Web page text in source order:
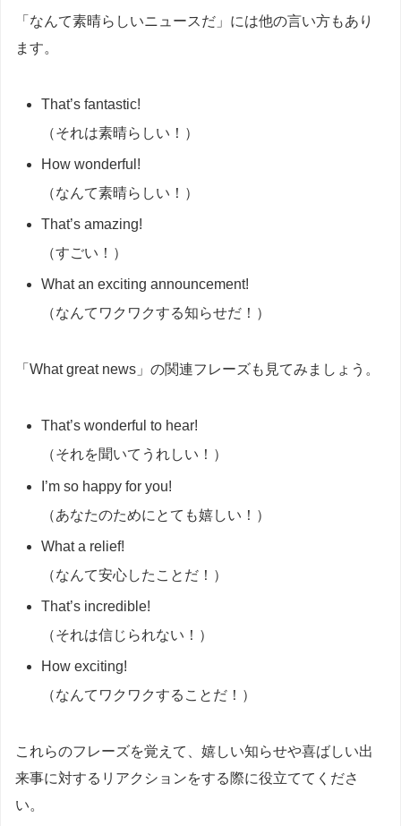
「なんて素晴らしいニュースだ」には他の言い方もあり
ます。
That’s fantastic!
（それは素晴らしい！）
How wonderful!
（なんて素晴らしい！）
That’s amazing!
（すごい！）
What an exciting announcement!
（なんてワクワクする知らせだ！）
「What great news」の関連フレーズも見てみましょう。
That’s wonderful to hear!
（それを聞いてうれしい！）
I’m so happy for you!
（あなたのためにとても嬉しい！）
What a relief!
（なんて安心したことだ！）
That’s incredible!
（それは信じられない！）
How exciting!
（なんてワクワクすることだ！）
これらのフレーズを覚えて、嬉しい知らせや喜ばしい出
来事に対するリアクションをする際に役立ててくださ
い。